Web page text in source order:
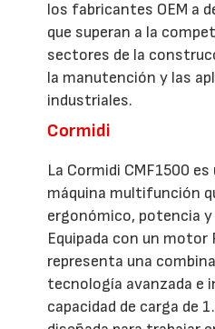
los fabricantes OEM a
que superan a la
sectores de la
la manutención y las
industriales.
Cormidi
La Cormidi CMF1500
máquina multifunción
ergonómico, potencia
Equipada con un motor
representa una
tecnología avanzada e
capacidad de carga de